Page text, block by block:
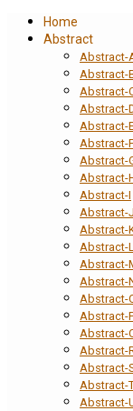
Home
Abstract
Abstract-
Abstract-
Abstract-
Abstract-
Abstract-
Abstract-
Abstract-
Abstract-
Abstract-I
Abstract-J
Abstract-
Abstract-
Abstract-
Abstract-
Abstract-
Abstract-
Abstract-
Abstract-
Abstract-
Abstract-
Abstract-